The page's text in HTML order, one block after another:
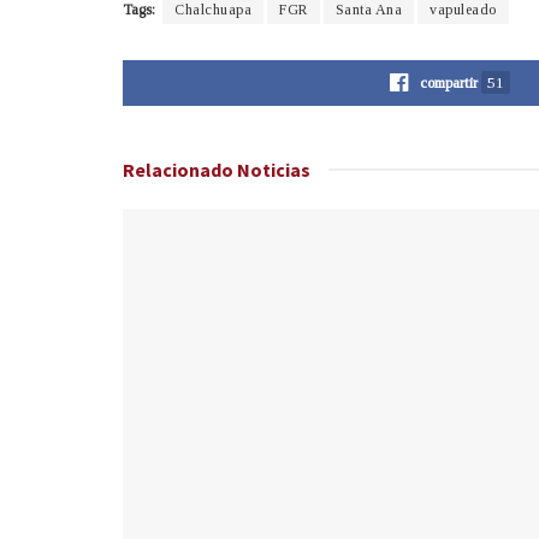
Tags: Chalchuapa FGR Santa Ana vapuleado
compartir 51
Relacionado Noticias